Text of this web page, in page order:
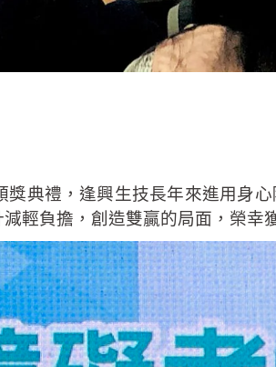
典禮，逢興生技長年來進用身
輕負擔，創造雙贏的局面，榮幸